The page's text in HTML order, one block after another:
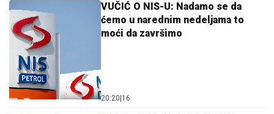
VUČIĆ O NIS-U: Nadamo se da
ćemo u narednim nedeljama to
moći da završimo
20:20 16